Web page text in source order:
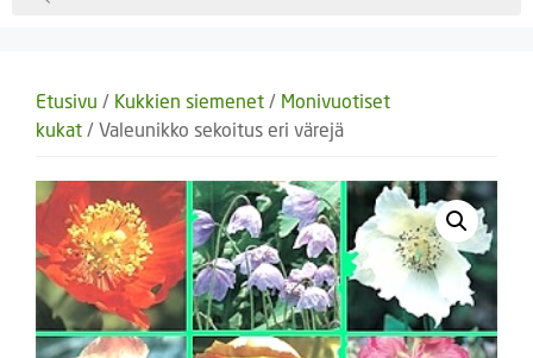
Etusivu / Kukkien siemenet / Monivuotiset
kukat / Valeunikko sekoitus eri värejä